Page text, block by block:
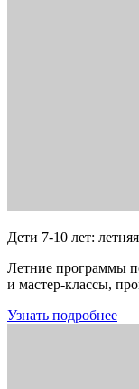
Дети 7-10 лет:
Летние программы
и мастер-классы,
Узнать подробнее